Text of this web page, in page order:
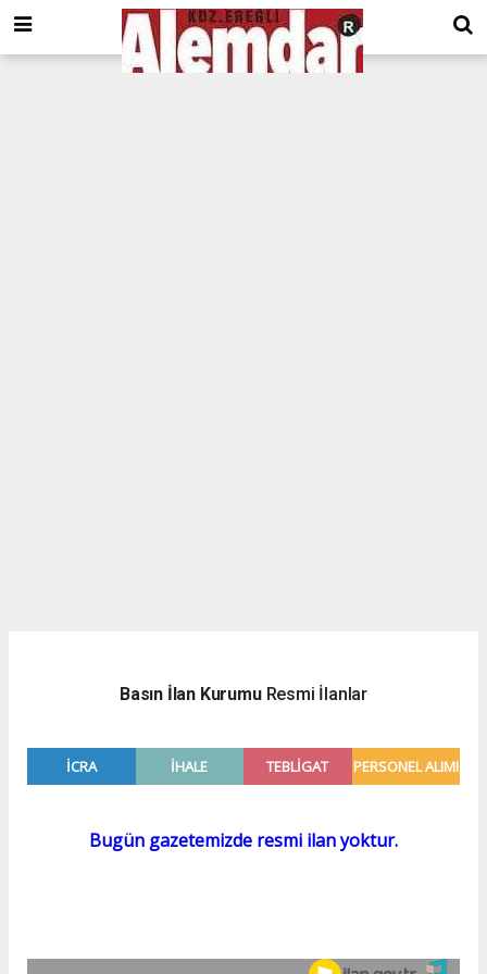
google.com, pub-8201930440372555, DIRECT, f08c47fec0942fa0
Basın İlan Kurumu Resmi İlanlar